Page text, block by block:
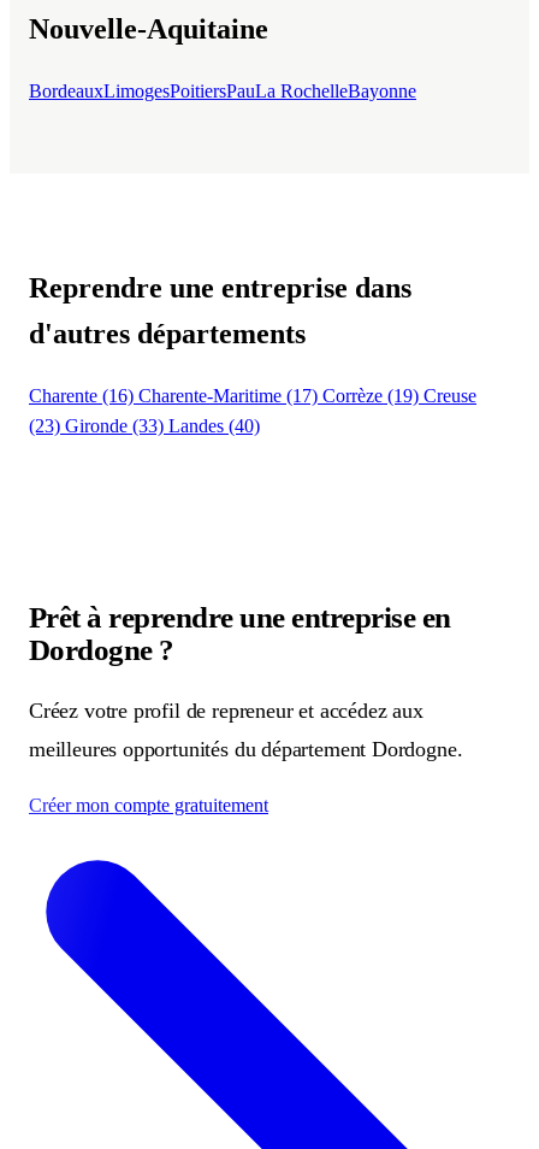
Nouvelle-Aquitaine
BordeauxLimogesPoitiersPauLa RochelleBayonne
Reprendre une entreprise dans
d'autres départements
Charente (16) Charente-Maritime (17) Corrèze (19) Creuse
(23) Gironde (33) Landes (40)
Prêt à reprendre une entreprise en
Dordogne ?
Créez votre profil de repreneur et accédez aux
meilleures opportunités du département Dordogne.
Créer mon compte gratuitement